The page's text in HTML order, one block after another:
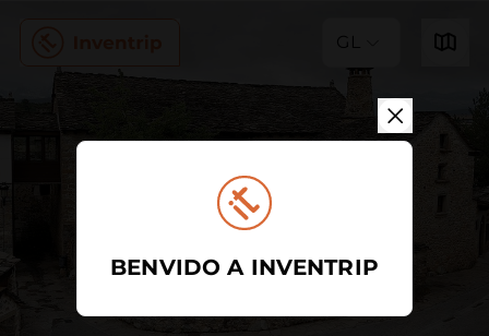
GL
BENVIDO A INVENTRIP